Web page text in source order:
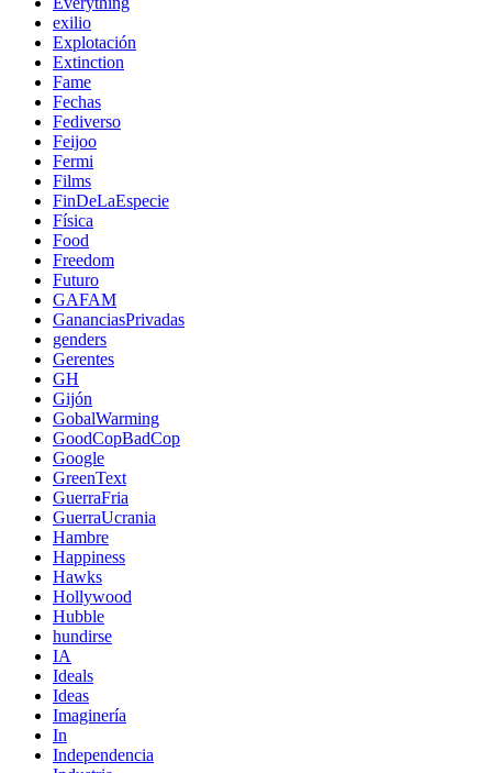
exilio
Explotación
Extinction
Fame
Fechas
Fediverso
Feijoo
Fermi
Films
FinDeLaEspecie
Física
Food
Freedom
Futuro
GAFAM
GananciasPrivadas
genders
Gerentes
GH
Gijón
GobalWarming
GoodCopBadCop
Google
GreenText
GuerraFria
GuerraUcrania
Hambre
Happiness
Hawks
Hollywood
Hubble
hundirse
IA
Ideals
Ideas
Imaginería
In
Independencia